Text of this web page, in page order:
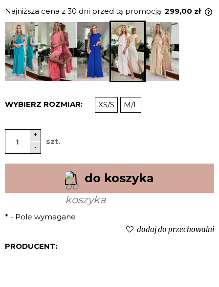
Najniższa cena z 30 dni przed tą promocją: 299,00 zł
WYBIERZ ROZMIAR: XS/S M/L
+
-
szt.
do koszyka
* - Pole wymagane
dodaj do przechowalni
PRODUCENT: